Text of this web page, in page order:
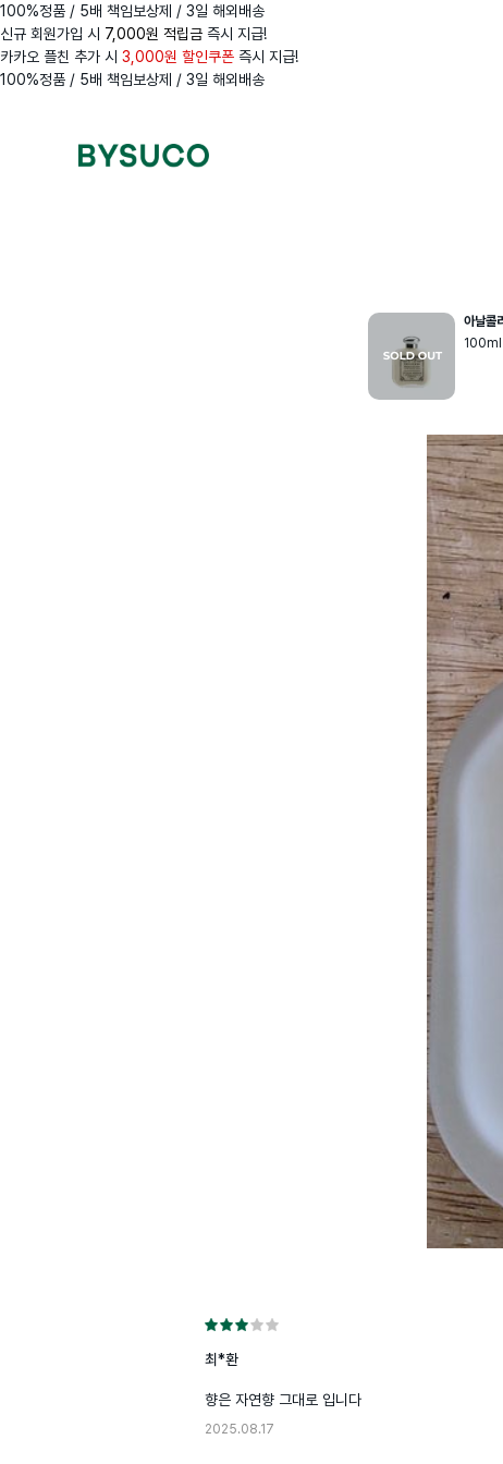
100%정품 / 5배 책임보상제 / 3일 해외배송
신규 회원가입 시 7,000원 적립금 즉시 지급!
카카오 플친 추가 시 3,000원 할인쿠폰 즉시 지급!
100%정품 / 5배 책임보상제 / 3일 해외배송
아날콜
100ml
최*환
향은 자연향 그대로 입니다
2025.08.17